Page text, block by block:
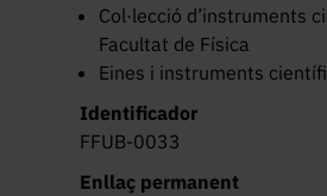
Col·lecció d’instruments
Facultat de Física
Eines i instruments
Identificador
FFUB-0033
Enllaç permanent